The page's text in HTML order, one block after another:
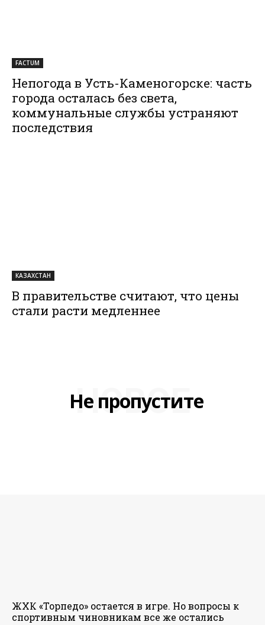
FACTUM
Непогода в Усть-Каменогорске: часть
города осталась без света,
коммунальные службы устраняют
последствия
КАЗАХСТАН
В правительстве считают, что цены
стали расти медленнее
Не пропустите
НОВОЕ
ЖХК «Торпедо» остается в игре. Но вопросы к
спортивным чиновникам все же остались